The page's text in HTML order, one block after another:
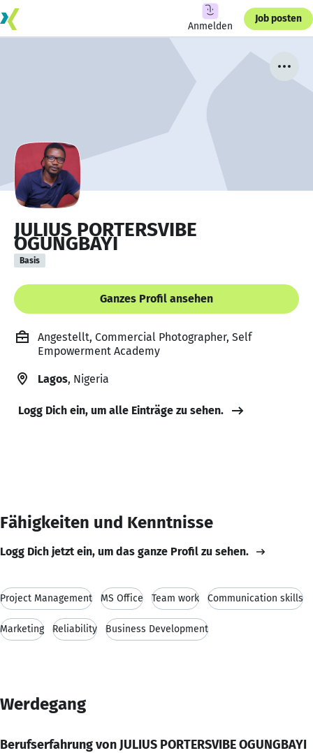
Anmelden
Job posten
JULIUS PORTERSVIBE
OGUNGBAYI
Basis
Ganzes Profil ansehen
Angestellt, Commercial Photographer, Self
Empowerment Academy
Lagos, Nigeria
Logg Dich ein, um alle Einträge zu sehen.
Fähigkeiten und Kenntnisse
Logg Dich jetzt ein, um das ganze Profil zu sehen.
Project Management MS Office Team work Communication skills
Marketing Reliability Business Development
Werdegang
Berufserfahrung von JULIUS PORTERSVIBE OGUNGBAYI